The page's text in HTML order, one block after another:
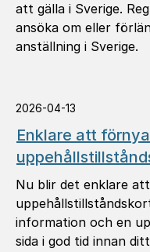
att gälla i Sverige.
ansöka om eller
anställning i Sverige.
2026-04-13
Enklare att
Nu blir det enklare
information och en
sida i god tid innan